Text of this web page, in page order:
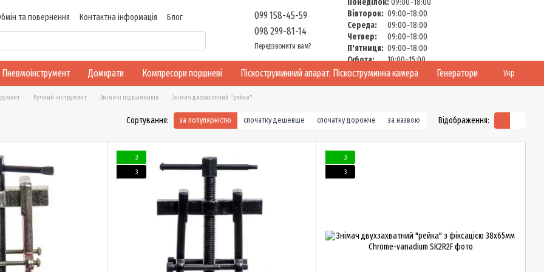
та повернення Контактна інформація
Блог
099 158-45-59
098 299-81-14
Передзвонити вам?
Понеділок:09:00–18:00
Вівторок: 09:00–18:00
Середа:
09:00–18:00
Четвер:
09:00–18:00
П'ятниця: 09:00–18:00
Субота:
10:00–15:00
Неділя:
Вихідний
Пневмоінструмент Домкрати Компресори поршневі Піскоструминний апарат. Піскоструминна камера Генератори Укр
Ручний інструмент Знімачі підшипників Знімач двозахопний "рейка"
Сортування: за популярністю спочатку дешевше спочатку дорожче за назвою Відображення:
3
3
3
3